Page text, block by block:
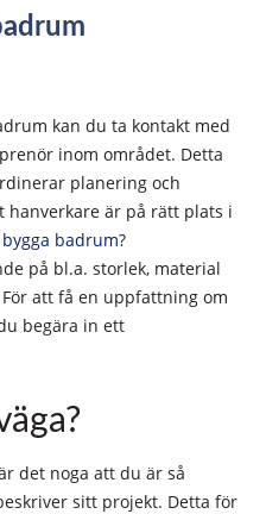
kan du ta kontakt med
inom området. Detta
planering och
är på rätt plats i
badrum?
på bl.a. storlek, material
att få en uppfattning om
begära in ett
det noga att du är så
sitt projekt. Detta för